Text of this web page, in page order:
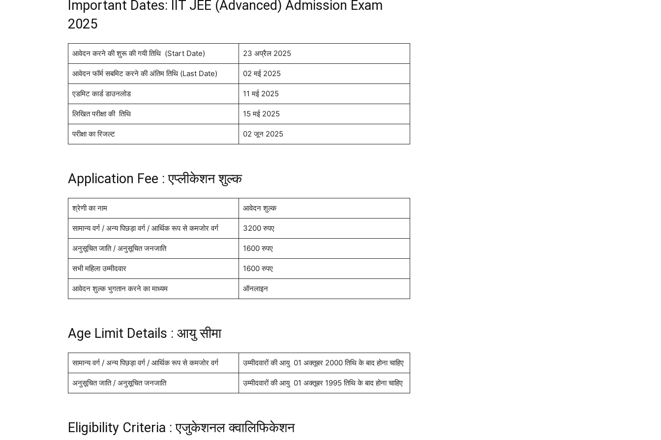
Important Dates: IIT JEE (Advanced) Admission Exam
2025
आवेदन करने की शुरू की गयी तिथि (Start Date) 23 अप्रैल 2025
आवेदन फॉर्म सबमिट करने की अंतिम तिथि (Last Date) 02 मई 2025
एडमिट कार्ड डाउनलोड 11 मई 2025
लिखित परीक्षा की तिथि 15 मई 2025
परीक्षा का रिजल्ट 02 जून 2025
Application Fee : एप्लीकेशन शुल्क
श्रेणी का नाम आवेदन शुल्क
सामान्य वर्ग / अन्य पिछड़ा वर्ग / आर्थिक रूप से कमजोर वर्ग 3200 रुपए
अनुसूचित जाति / अनुसूचित जनजाति 1600 रुपए
सभी महिला उम्मीदवार 1600 रुपए
आवेदन शुल्क भुगतान करने का माध्यम ऑनलाइन
Age Limit Details : आयु सीमा
सामान्य वर्ग / अन्य पिछड़ा वर्ग / आर्थिक रूप से कमजोर वर्ग उम्मीदवारों की आयु 01 अक्तूबर 2000 तिथि के बाद होना चाहिए
अनुसूचित जाति / अनुसूचित जनजाति उम्मीदवारों की आयु 01 अक्तूबर 1995 तिथि के बाद होना चाहिए
Eligibility Criteria : एजुकेशनल क्वालिफिकेशन